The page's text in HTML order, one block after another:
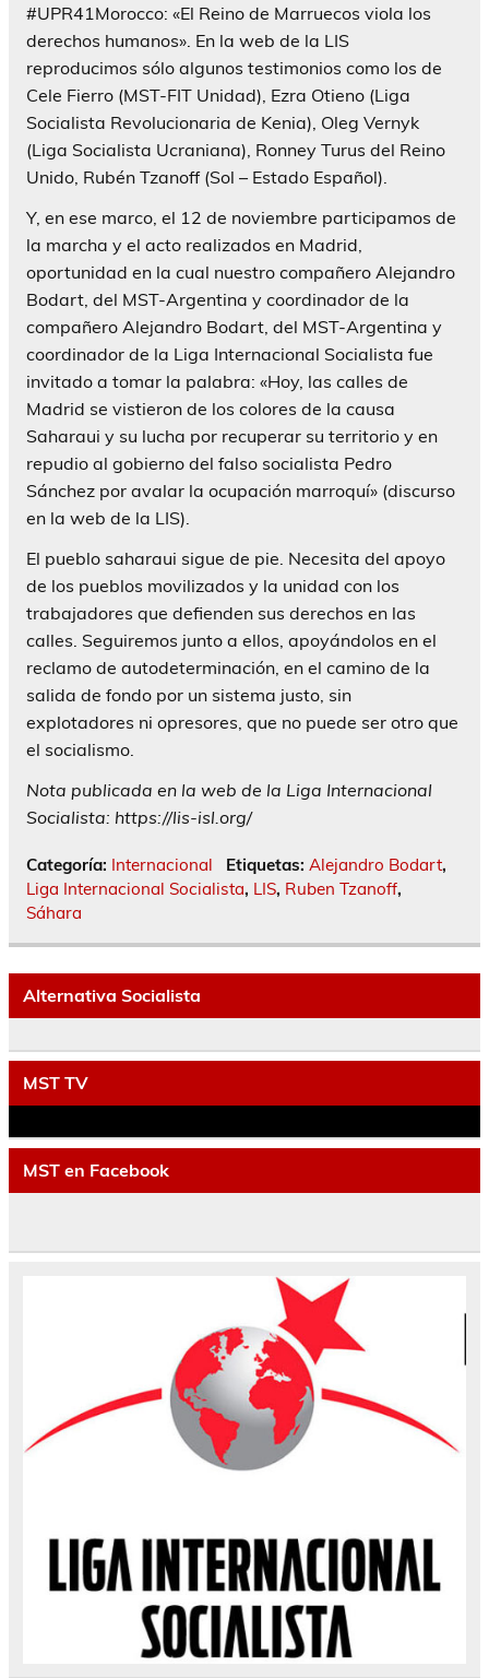
#UPR41Morocco: «El Reino de Marruecos viola los
derechos humanos». En la web de la LIS
reproducimos sólo algunos testimonios como los de
Cele Fierro (MST-FIT Unidad), Ezra Otieno (Liga
Socialista Revolucionaria de Kenia), Oleg Vernyk
(Liga Socialista Ucraniana), Ronney Turus del Reino
Unido, Rubén Tzanoff (Sol – Estado Español).
Y, en ese marco, el 12 de noviembre participamos de
la marcha y el acto realizados en Madrid,
oportunidad en la cual nuestro compañero Alejandro
Bodart, del MST-Argentina y coordinador de la
compañero Alejandro Bodart, del MST-Argentina y
coordinador de la Liga Internacional Socialista fue
invitado a tomar la palabra: «Hoy, las calles de
Madrid se vistieron de los colores de la causa
Saharaui y su lucha por recuperar su territorio y en
repudio al gobierno del falso socialista Pedro
Sánchez por avalar la ocupación marroquí» (discurso
en la web de la LIS).
El pueblo saharaui sigue de pie. Necesita del apoyo
de los pueblos movilizados y la unidad con los
trabajadores que defienden sus derechos en las
calles. Seguiremos junto a ellos, apoyándolos en el
reclamo de autodeterminación, en el camino de la
salida de fondo por un sistema justo, sin
explotadores ni opresores, que no puede ser otro que
el socialismo.
Nota publicada en la web de la Liga Internacional
Socialista: https://lis-isl.org/
Categoría: Internacional Etiquetas: Alejandro Bodart,
Liga Internacional Socialista, LIS, Ruben Tzanoff,
Sáhara
Alternativa Socialista
MST TV
MST en Facebook